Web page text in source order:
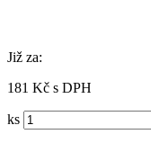
Již za:
181 Kč s DPH
ks